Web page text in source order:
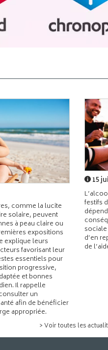
comme la lucite
solaire, peuvent
à peau claire ou
expositions
explique leurs
favorisant leur
essentiels pour
progressive,
et bonnes
Il rappelle
un
afin de bénéficier
appropriée.
15
festifs
d’en
de
> Voir toutes les